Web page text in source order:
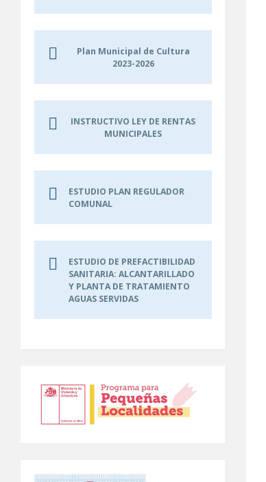
Plan Municipal de Cultura
2023-2026
INSTRUCTIVO LEY DE RENTAS
MUNICIPALES
ESTUDIO PLAN REGULADOR
COMUNAL
ESTUDIO DE PREFACTIBILIDAD
SANITARIA: ALCANTARILLADO
Y PLANTA DE TRATAMIENTO
AGUAS SERVIDAS